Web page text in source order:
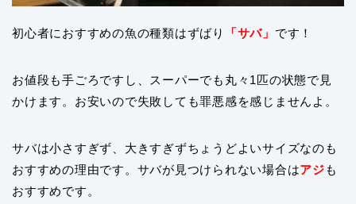
初心者におすすめの魚の種類はずばり 「サバ」 です！
お値段も手ごろですし、スーパーでも丸々1匹の状態で見
かけます。お安いので失敗しても罪悪感を感じませんよ。
サバは小さすぎず、大きすぎずちょうどよいサイズなのも
おすすめの理由です。サバが見つけられない場合はアジも
おすすめです。